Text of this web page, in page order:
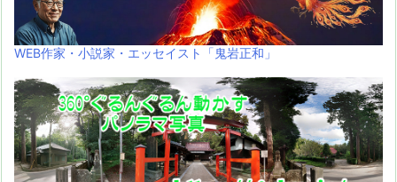
WEB作家・小説家・エッセイスト「鬼岩正和」